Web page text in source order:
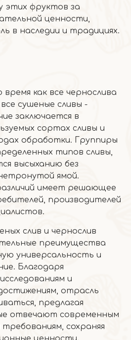
этих фруктов за
ценности,
в наследии и традициях.
время как все чернослива
сушеные сливы -
заключается в
сортах сливы и
обработки. Группиры
типов сливы,
высыханию без
ямой.
имеет решающее
производителей
слив и чернослив
преимущества
универсальность и
Благодаря
и
отрасль
предлагая
отвечают современным
сохраняя